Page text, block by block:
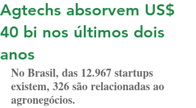
Agtechs absorvem US$
40 bi nos últimos dois
anos
No Brasil, das 12.967 startups
existem, 326 são relacionadas ao
agronegócios.